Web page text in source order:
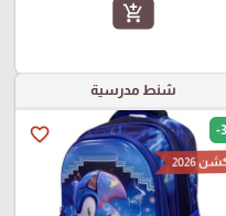
add_shopping_cart
شنط مدرسية
favorite_border -
2026